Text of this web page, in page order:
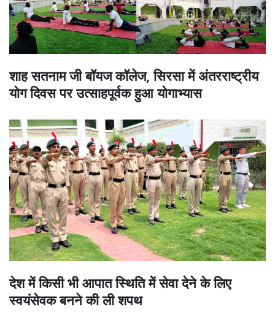
शाह सतनाम जी बॉयज कॉलेज, सिरसा में अंतरराष्ट्रीय
योग दिवस पर उत्साहपूर्वक हुआ योगाभ्यास
देश में किसी भी आपात स्थिति में सेवा देने के लिए
स्वयंसेवक बनने की ली शपथ